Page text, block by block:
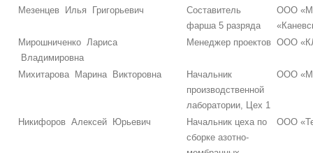
Мезенцев Илья Григорьевич
Составитель
фарша 5 разряда
ООО
Мирошниченко Лариса
Владимировна
Менеджер проектов ООО
Михитарова Марина Викторовна
Начальник
производственной
лаборатории, Цех 1
ООО
Никифоров Алексей Юрьевич
Начальник цеха по
сборке азотно-
ООО